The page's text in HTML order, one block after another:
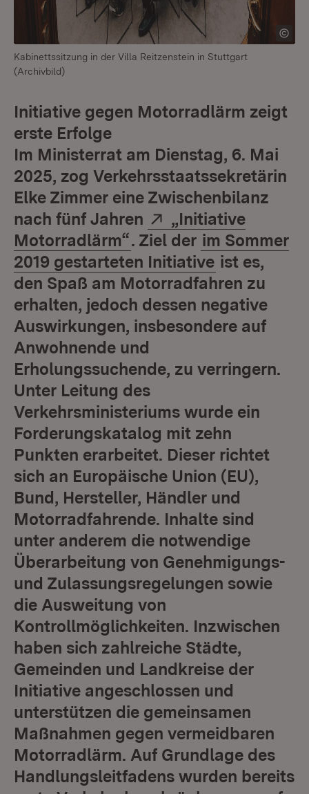
Kabinettssitzung in der Villa Reitzenstein in Stuttgart
(Archivbild)
Initiative gegen Motorradlärm zeigt
erste Erfolge
Im Ministerrat am Dienstag, 6. Mai
2025, zog Verkehrsstaatssekretärin
Elke Zimmer eine Zwischenbilanz
nach fünf Jahren
Extern:
„Initiative
Motorradlärm“(Öffnet in neuem
. Ziel der im Sommer
2019 gestarteten Initiative ist es,
den Spaß am Motorradfahren zu
erhalten, jedoch dessen negative
Auswirkungen, insbesondere auf
Anwohnende und
Erholungssuchende, zu verringern.
Unter Leitung des
Verkehrsministeriums wurde ein
Forderungskatalog mit zehn
Punkten erarbeitet. Dieser richtet
sich an Europäische Union (EU),
Bund, Hersteller, Händler und
Motorradfahrende. Inhalte sind
unter anderem die notwendige
Überarbeitung von Genehmigungs-
und Zulassungsregelungen sowie
die Ausweitung von
Kontrollmöglichkeiten. Inzwischen
haben sich zahlreiche Städte,
Gemeinden und Landkreise der
Initiative angeschlossen und
unterstützen die gemeinsamen
Maßnahmen gegen vermeidbaren
Motorradlärm. Auf Grundlage des
Handlungsleitfadens wurden bereits